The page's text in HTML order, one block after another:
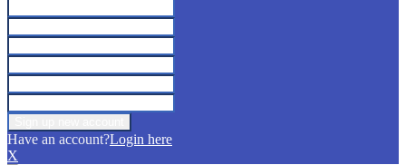
Have an account?Login here
X